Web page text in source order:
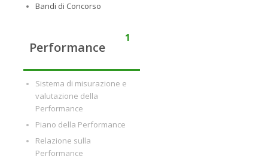
Bandi di Concorso
1
Performance
Sistema di misurazione e
valutazione della
Performance
Piano della Performance
Relazione sulla
Performance